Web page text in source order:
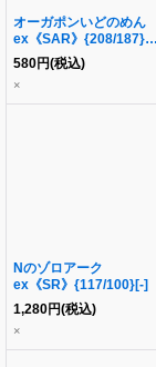
オーガポンいどのめん
ex《SAR》{208/187}
[SV8a]
580円(税込)
×
Nのゾロアーク
ex《SR》{117/100}[-]
1,280円(税込)
×